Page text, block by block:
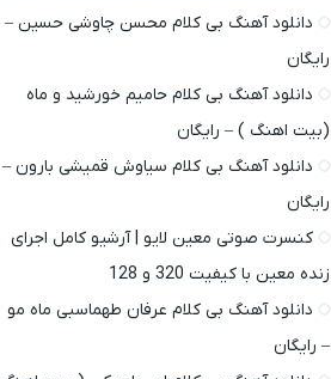
دانلود آهنگ بی کلام محسن چاوشی حسین –
رایگان
دانلود آهنگ بی کلام حامیم خورشید و ماه
(بیت اهنگ ) – رایگان
دانلود آهنگ بی کلام سیاوش قمیشی بارون –
رایگان
کنسرت صوتی معین لایو | آرشیو کامل اجرای
زنده معین با کیفیت 320 و 128
دانلود آهنگ بی کلام عرفان طهماسبی ماه مو
– رایگان